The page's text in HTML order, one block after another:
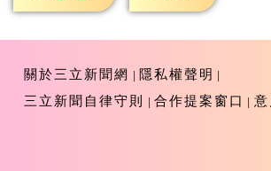
關於三立新聞網
隱私權聲明
三立新聞自律守則
合作提案窗口